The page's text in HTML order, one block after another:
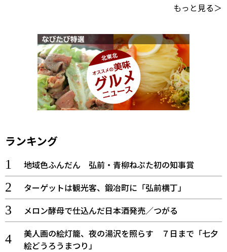
もっと見る＞
ランキング
地域色ふんだん 弘前・青柳ねぷた初の知事賞
ターゲットは観光客、鍛冶町に「弘前横丁」
メロン酵母で仕込んだ日本酒発売／つがる
美人画の絵灯籠、夜の湯沢を照らす ７日まで「七夕
絵どうろうまつり」